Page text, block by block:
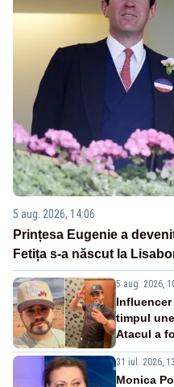
5 aug. 2026, 14:06
Prințesa Eugenie a
Fetița s-a născut la
5 aug. 2026,
timpul
Atacul a
31 iul. 2026,
Monica